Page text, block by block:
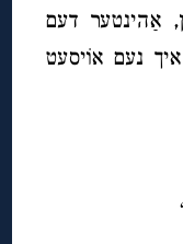
אַהינטער דעם
איך נעם אוֹיסעט